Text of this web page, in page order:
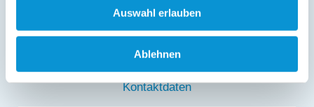
Auswahl erlauben
Ablehnen
Kontaktdaten